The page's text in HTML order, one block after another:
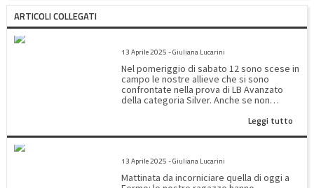
ARTICOLI COLLEGATI
13 Aprile 2025 - Giuliana Lucarini
Nel pomeriggio di sabato 12 sono scese in
campo le nostre allieve che si sono
confrontate nella prova di LB Avanzato
della categoria Silver. Anche se non
nostre moschettiere hanno migliorato
Rossini all'8° posto con un totale di 68,250
bravissima!!! una delle migliori al volteggio
!!! Tra le A5 Beatrice Jiang fa un po' meglio
Leggi tutto
13 Aprile 2025 - Giuliana Lucarini
Mattinata da incorniciare quella di oggi a